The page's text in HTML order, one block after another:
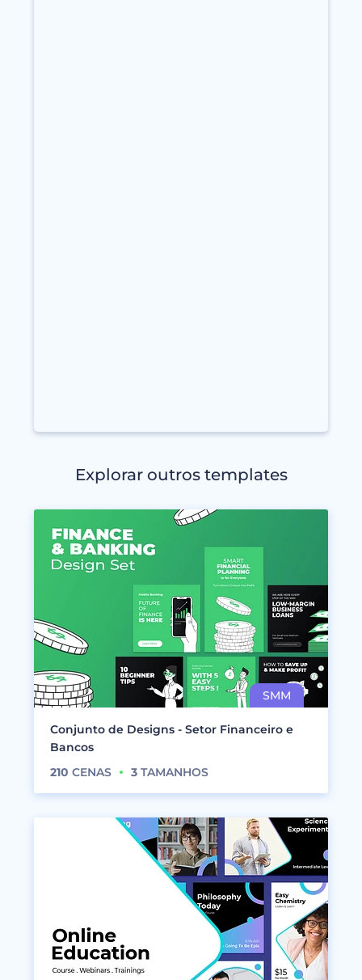
Explorar outros templates
Conjunto de Designs - Setor Financeiro e
Bancos
210 CENAS 3 TAMANHOS